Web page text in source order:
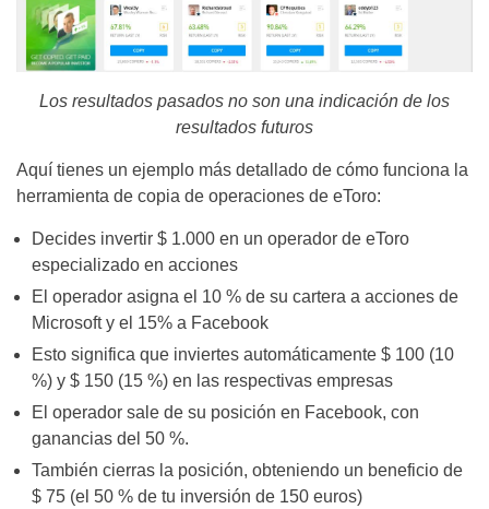
Los resultados pasados no son una indicación de los
resultados futuros
Aquí tienes un ejemplo más detallado de cómo funciona la
herramienta de copia de operaciones de eToro:
Decides invertir $ 1.000 en un operador de eToro
especializado en acciones
El operador asigna el 10 % de su cartera a acciones de
Microsoft y el 15% a Facebook
Esto significa que inviertes automáticamente $ 100 (10
%) y $ 150 (15 %) en las respectivas empresas
El operador sale de su posición en Facebook, con
ganancias del 50 %.
También cierras la posición, obteniendo un beneficio de
$ 75 (el 50 % de tu inversión de 150 euros)